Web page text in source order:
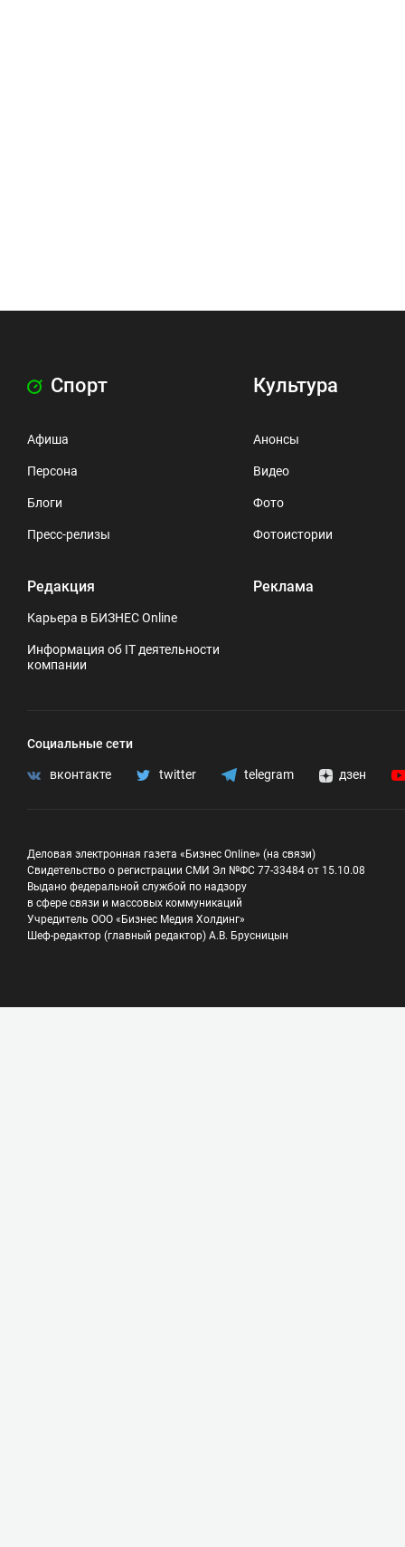
Спорт
Афиша
Персона
Блоги
Пресс-релизы
Редакция
Карьера в БИЗНЕС Online
Информация об IT деятельности
компании
Культура
Анонсы
Видео
Фото
Фотоистории
Реклама
Социальные сети
вконтакте twitter telegram дзен
Деловая электронная газета «Бизнес Online» (на связи)
Свидетельство о регистрации СМИ Эл №ФС 77-33484 от 15.10.08
Выдано федеральной службой по надзору
в сфере связи и массовых коммуникаций
Учредитель ООО «Бизнес Медия Холдинг»
Шеф-редактор (главный редактор) А.В. Брусницын